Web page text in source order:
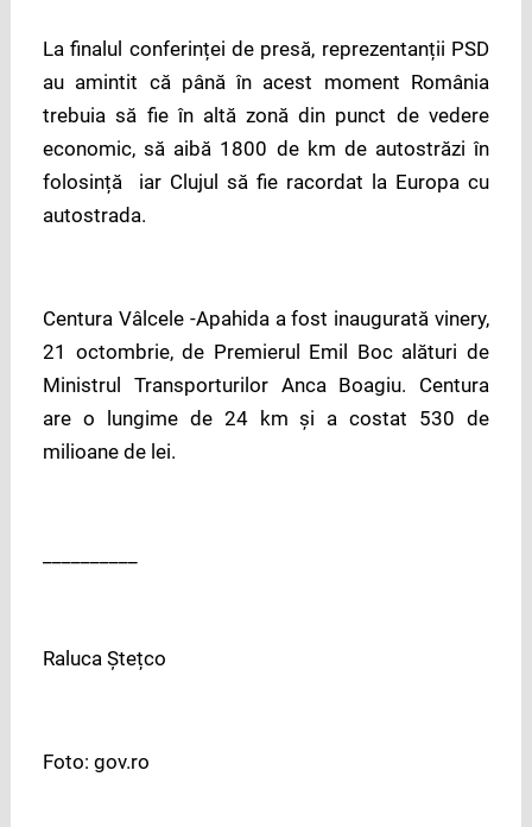
La finalul conferinței de presă, reprezentanții PSD
au amintit că până în acest moment România
trebuia să fie în altă zonă din punct de vedere
economic, să aibă 1800 de km de autostrăzi în
folosință iar Clujul să fie racordat la Europa cu
autostrada.
Centura Vâlcele -Apahida a fost inaugurată vinery,
21 octombrie, de Premierul Emil Boc alături de
Ministrul Transporturilor Anca Boagiu. Centura
are o lungime de 24 km și a costat 530 de
milioane de lei.
Raluca Ștețco
Foto: gov.ro